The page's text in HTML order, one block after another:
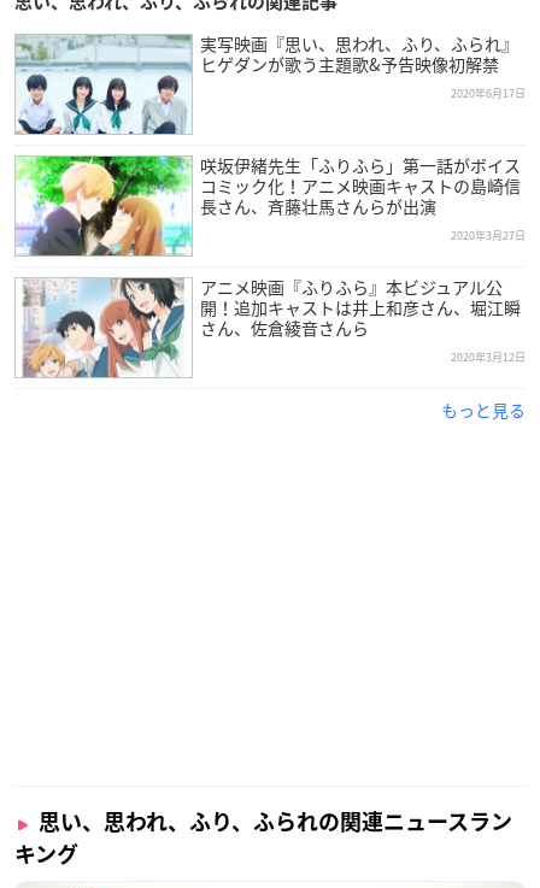
実写映画『思い、思われ、ふり、ふられ』
ヒゲダンが歌う主題歌&予告映像初解禁
2020年6月17日
咲坂伊緒先生「ふりふら」第一話がボイス
コミック化！アニメ映画キャストの島崎信
長さん、斉藤壮馬さんらが出演
2020年3月27日
アニメ映画『ふりふら』本ビジュアル公
開！追加キャストは井上和彦さん、堀江瞬
さん、佐倉綾音さんら
2020年3月12日
もっと見る
思い、思われ、ふり、ふられの関連ニュースラン
キング